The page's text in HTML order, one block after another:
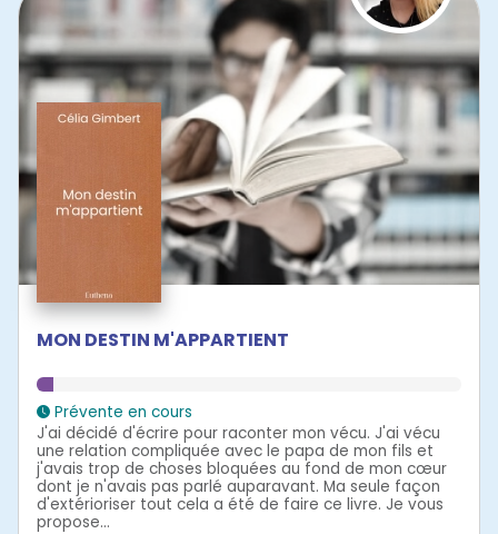
MON DESTIN M'APPARTIENT
Prévente en cours
J'ai décidé d'écrire pour raconter mon vécu. J'ai vécu
une relation compliquée avec le papa de mon fils et
j'avais trop de choses bloquées au fond de mon cœur
dont je n'avais pas parlé auparavant. Ma seule façon
d'extérioriser tout cela a été de faire ce livre. Je vous
propose...